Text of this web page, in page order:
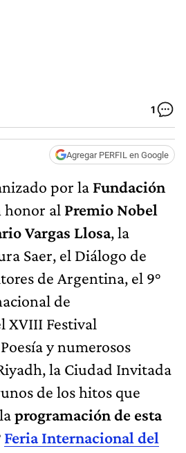
1
Agregar PERFIL en Google
por la Fundación
honor al Premio Nobel
Vargas Llosa, la
Saer, el Diálogo de
de Argentina, el 9°
de
XVIII Festival
y numerosos
la Ciudad Invitada
de los hitos que
programación de esta
Feria Internacional del